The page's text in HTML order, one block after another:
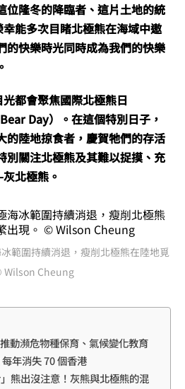
位隆冬的降臨者、這片土地的統
能多次目睹北極熊在海域中遨
的快樂時光同時成為我們的快樂
都會聚焦國際北極熊日
Day）。在這個特別日子，
的陸地掠食者，慶賀牠們的存活
別關注北極熊及其難以捉摸、充
北極熊。
範圍持續消退，瘦削北極熊在陸地覓
Wilson Cheung
動瀕危物種保育、氣候變化教育
年消失 70 個香港
熊出沒注意！灰熊與北極熊的混